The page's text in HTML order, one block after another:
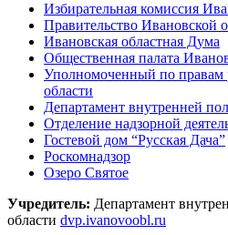
Избирательная комиссия
Правительство Ивановской
Ивановская областная Дума
Общественная палата
Уполномоченный по правам
области
Департамент внутренней
Отделение надзорной
Гостевой дом “Русская Дача”
Роскомнадзор
Озеро Святое
Учредитель: Департамент
области dvp.ivanovoobl.ru